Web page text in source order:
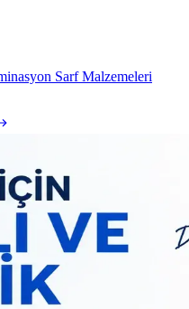
Sarf Malzemeleri